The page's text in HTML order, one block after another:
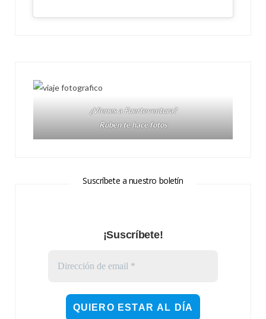
¿Vienes a Fuerteventura?
Ruben te hace fotos
Suscríbete a nuestro boletín
¡Suscríbete!